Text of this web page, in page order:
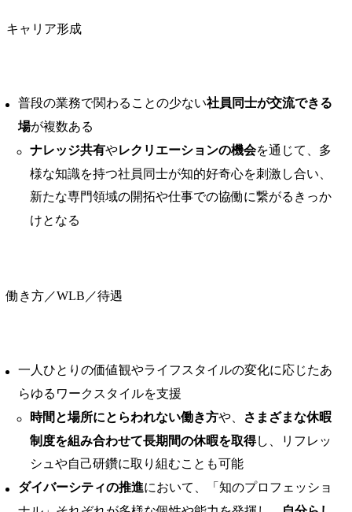
キャリア形成
普段の業務で関わることの少ない社員同士が交流できる
場が複数ある
ナレッジ共有やレクリエーションの機会を通じて、多
様な知識を持つ社員同士が知的好奇心を刺激し合い、
新たな専門領域の開拓や仕事での協働に繋がるきっか
けとなる
働き方／WLB／待遇
一人ひとりの価値観やライフスタイルの変化に応じたあ
らゆるワークスタイルを支援
時間と場所にとらわれない働き方や、
さまざまな休暇
制度を組み合わせて長期間の休暇を取得し、リフレッ
シュや自己研鑽に取り組むことも可能
ダイバーシティの推進において、「知のプロフェッショ